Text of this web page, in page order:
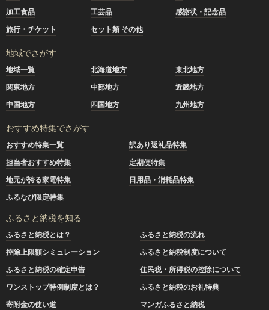
加工食品
工芸品
感謝状・記念品
旅行・チケット
セット類 その他
地域でさがす
地域一覧 北海道地方
東北地方
関東地方
中部地方
近畿地方
中国地方
四国地方 九州地方
おすすめ特集でさがす
おすすめ特集一覧
訳あり返礼品特集
担当者おすすめ特集
定期便特集
地元が誇る家電特集
日用品・消耗品特集
ふるなび限定特集
ふるさと納税を知る
ふるさと納税とは？
ふるさと納税の流れ
控除上限額シミュレーション
ふるさと納税制度について
ふるさと納税の確定申告
住民税・所得税の控除について
ワンストップ特例制度とは？
ふるさと納税のお礼特典
寄附金の使い道
マンガふるさと納税